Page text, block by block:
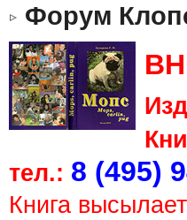
Форум
тел.: 8 (495)
Книга